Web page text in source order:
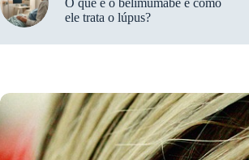
O que é o belimumabe e como
ele trata o lúpus?